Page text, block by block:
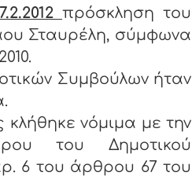
πρόσκληση του
Σταυρέλη, σύμφωνα
Συμβούλων ήταν
νόμιμα με την
του Δημοτικού
6 του άρθρου 67 του